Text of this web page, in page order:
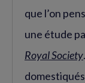
que l’on
une étude
Royal Society